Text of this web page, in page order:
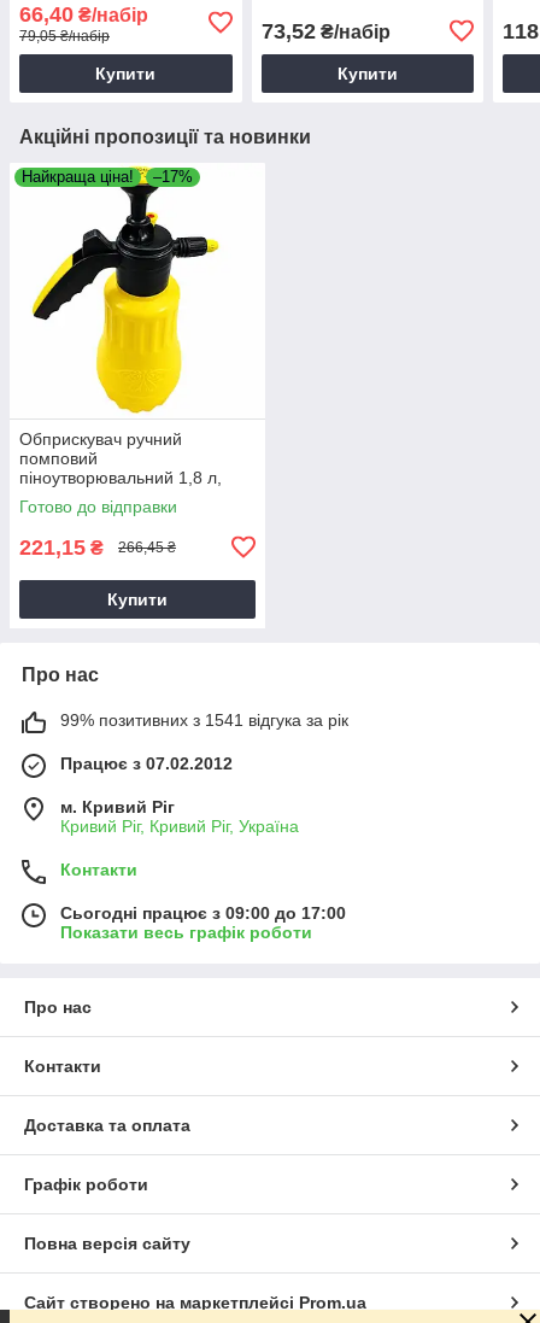
66,40 ₴/набір
79,05 ₴/набір
Купити
пайки
73,52₴/набір
Купити
Акційні пропозиції та новинки
Найкраща ціна! –17%
Обприскувач ручний
помповий
піноутворювальний 1,8 л,
Садовий обприскувач,
Обприскувач для клумб,
Готово до відправки
221,15 ₴ 266,45 ₴
Купити
Про нас
99% позитивних з 1541 відгука за рік
Працює з 07.02.2012
м. Кривий Ріг
Кривий Ріг, Кривий Ріг, Україна
Контакти
Сьогодні працює з 09:00 до 17:00
Показати весь графік роботи
Про нас
Контакти
Доставка та оплата
Графік роботи
Повна версія сайту
Сайт створено на маркетплейсі Prom.ua